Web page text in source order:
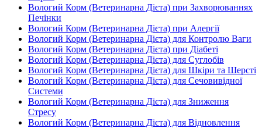
Вологий Корм (Ветеринарна Дієта) при Захворюваннях
Печінки
Вологий Корм (Ветеринарна Дієта) при Алергії
Вологий Корм (Ветеринарна Дієта) для Контролю Ваги
Вологий Корм (Ветеринарна Дієта) при Діабеті
Вологий Корм (Ветеринарна Дієта) для Суглобів
Вологий Корм (Ветеринарна Дієта) для Шкіри та Шерсті
Вологий Корм (Ветеринарна Дієта) для Сечовивідної
Системи
Вологий Корм (Ветеринарна Дієта) для Зниження
Стресу
Вологий Корм (Ветеринарна Дієта) для Відновлення